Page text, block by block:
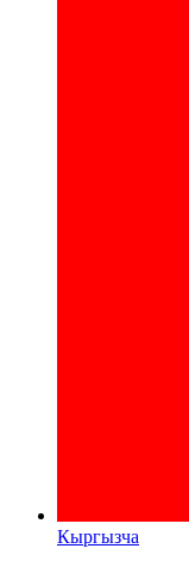
Кыргызча